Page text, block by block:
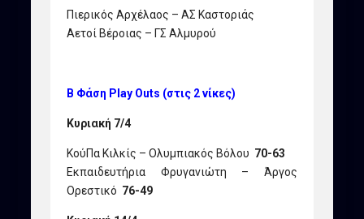
Πιερικός Αρχέλαος – ΑΣ Καστοριάς
Αετοί Βέροιας – ΓΣ Αλμυρού
Β Φάση Play Outs (στις 2 νίκες)
Κυριακή 7/4
ΚούΠα Κιλκίς – Ολυμπιακός Βόλου 70-63
Εκπαιδευτήρια Φρυγανιώτη – Άργος
Ορεστικό 76-49